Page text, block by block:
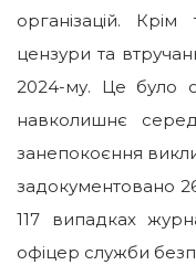
організацій. Крім
цензури та
2024-му. Це було
навколишнє
занепокоєння
задокументовано
117 випадках
офіцер служби